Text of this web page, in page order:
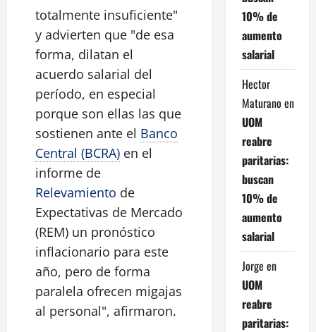
totalmente insuficiente"
y advierten que "de esa
forma, dilatan el
acuerdo salarial del
período, en especial
porque son ellas las que
sostienen ante el Banco
Central (BCRA) en el
informe de
Relevamiento de
Expectativas de Mercado
(REM) un pronóstico
inflacionario para este
año, pero de forma
paralela ofrecen migajas
al personal", afirmaron.
10% de
aumento
salarial
Hector
Maturano en
UOM
reabre
paritarias:
buscan
10% de
aumento
salarial
Jorge en
UOM
reabre
paritarias: